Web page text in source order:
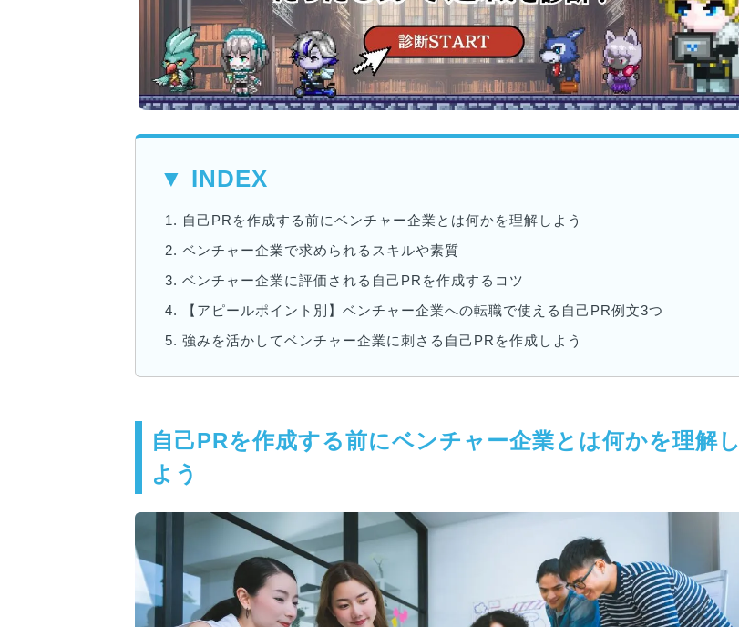
▼ INDEX
1. 自己PRを作成する前にベンチャー企業とは何かを理解しよう
2. ベンチャー企業で求められるスキルや素質
3. ベンチャー企業に評価される自己PRを作成するコツ
4.
【アピールポイント別】ベンチャー企業への転職で使える自己PR例文3つ
5. 強みを活かしてベンチャー企業に刺さる自己PRを作成しよう
自己PRを作成する前にベンチャー企業とは何かを理解し
よう